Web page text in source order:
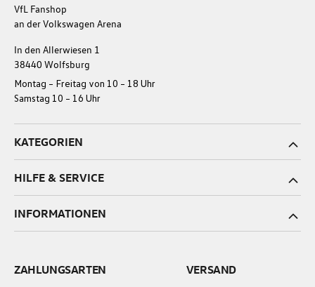
VfL Fanshop
an der Volkswagen Arena
In den Allerwiesen 1
38440 Wolfsburg
Montag – Freitag von 10 – 18 Uhr
Samstag 10 – 16 Uhr
KATEGORIEN
HILFE & SERVICE
INFORMATIONEN
VERSAND
ZAHLUNGSARTEN